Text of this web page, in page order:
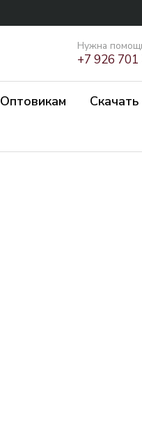
Нужна
+7 926 701
Оптовикам Скачать